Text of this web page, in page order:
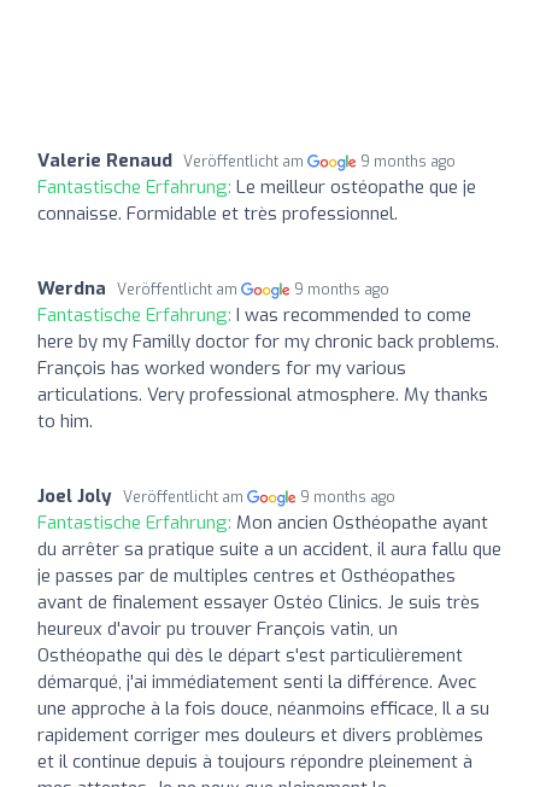
Valerie Renaud Veröffentlicht am 9 months ago
Fantastische Erfahrung: Le meilleur ostéopathe que je
connaisse. Formidable et très professionnel.
Werdna Veröffentlicht am 9 months ago
Fantastische Erfahrung: I was recommended to come
here by my Familly doctor for my chronic back problems.
François has worked wonders for my various
articulations. Very professional atmosphere. My thanks
to him.
Joel Joly Veröffentlicht am 9 months ago
Fantastische Erfahrung: Mon ancien Osthéopathe ayant
du arrêter sa pratique suite a un accident, il aura fallu que
je passes par de multiples centres et Osthéopathes
avant de finalement essayer Ostéo Clinics. Je suis très
heureux d'avoir pu trouver François vatin, un
Osthéopathe qui dès le départ s'est particulièrement
démarqué, j'ai immédiatement senti la différence. Avec
une approche à la fois douce, néanmoins efficace, Il a su
rapidement corriger mes douleurs et divers problèmes
et il continue depuis à toujours répondre pleinement à